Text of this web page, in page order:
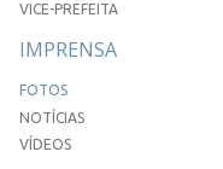
VICE-PREFEITA
IMPRENSA
FOTOS
NOTÍCIAS
VÍDEOS